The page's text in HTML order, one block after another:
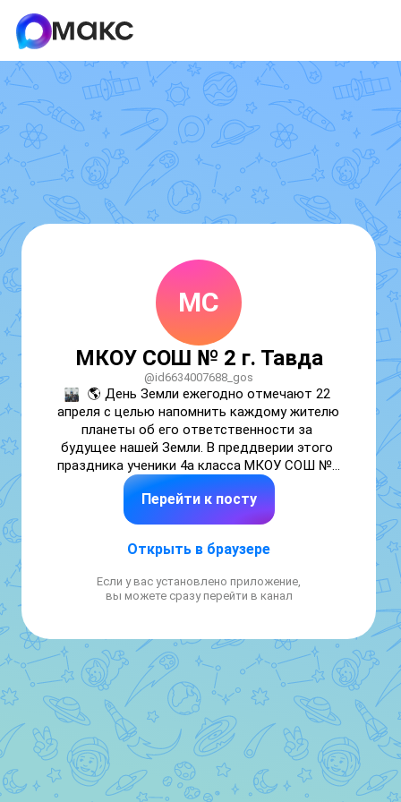
МС
МКОУ СОШ № 2 г. Тавда
@id6634007688_gos
🌎 День Земли ежегодно отмечают 22
апреля с целью напомнить каждому жителю
планеты об его ответственности за
будущее нашей Земли. В преддверии этого
праздника ученики 4а класса МКОУ СОШ №2
организовали ряд интересных мероприятий:
🍃 Общественный субботник— ребята
собрав сухие листья, мусор и ветки. Это
красивее.
Коптева Дарья и Дмитриева Злата
подготовили для одноклассников
занимательные вопросы и загадки,
связанные с природой и экологией.
🍃Выставка рисунков на тему «Берегите
планету» — ученики создали яркие и
выразительные работы, в которых
отразили актуальные экологические
Перейти к посту
Открыть в браузере
Если у вас установлено приложение,
вы можете сразу перейти в канал